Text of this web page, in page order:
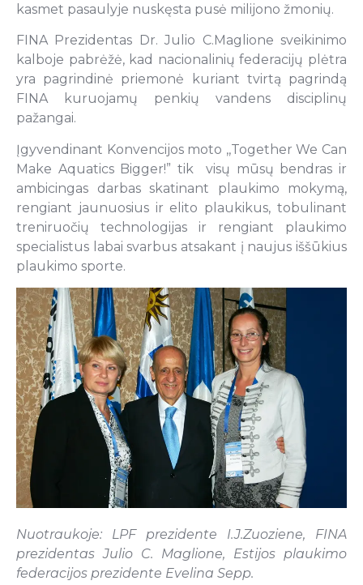
kasmet pasaulyje nuskęsta pusė milijono žmonių.
FINA Prezidentas Dr. Julio C.Maglione sveikinimo
kalboje pabrėžė, kad nacionalinių federacijų plėtra
yra pagrindinė priemonė kuriant tvirtą pagrindą
FINA kuruojamų penkių vandens disciplinų
pažangai.
Įgyvendinant Konvencijos moto ,,Together We Can
Make Aquatics Bigger!” tik visų mūsų bendras ir
ambicingas darbas skatinant plaukimo mokymą,
rengiant jaunuosius ir elito plaukikus, tobulinant
treniruočių technologijas ir rengiant plaukimo
specialistus labai svarbus atsakant į naujus iššūkius
plaukimo sporte.
Nuotraukoje: LPF prezidente I.J.Zuoziene, FINA
prezidentas Julio C. Maglione, Estijos plaukimo
federacijos prezidente Evelina Sepp.